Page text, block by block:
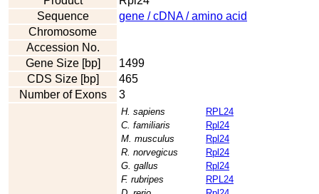
Sequence
gene / cDNA / amino acid
Chromosome
Accession No.
Gene Size [bp]
1499
CDS Size [bp]
465
Number of Exons
3
H. sapiens
RPL24
C. familiaris
Rpl24
M. musculus
Rpl24
R. norvegicus
Rpl24
G. gallus
Rpl24
F. rubripes
RPL24